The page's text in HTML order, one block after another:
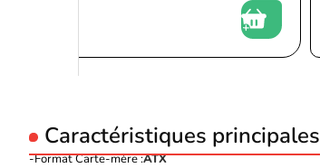
Caractéristiques principales
Format Carte-mère :ATX